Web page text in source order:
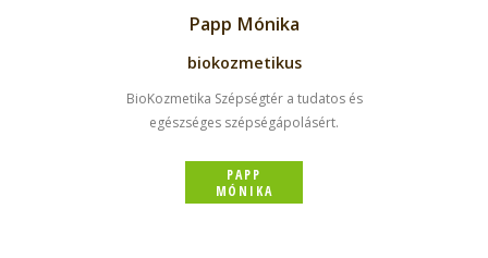
Papp Mónika
biokozmetikus
BioKozmetika Szépségtér a tudatos és
egészséges szépségápolásért.
PAPP
MÓNIKA